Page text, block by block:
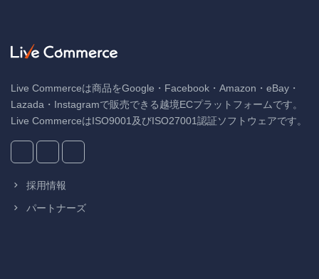
Live Commerceは商品をGoogle・Facebook・Amazon・eBay・
Lazada・Instagramで販売できる越境ECプラットフォームです。
Live CommerceはISO9001及びISO27001認証ソフトウェアです。
採用情報
パートナーズ